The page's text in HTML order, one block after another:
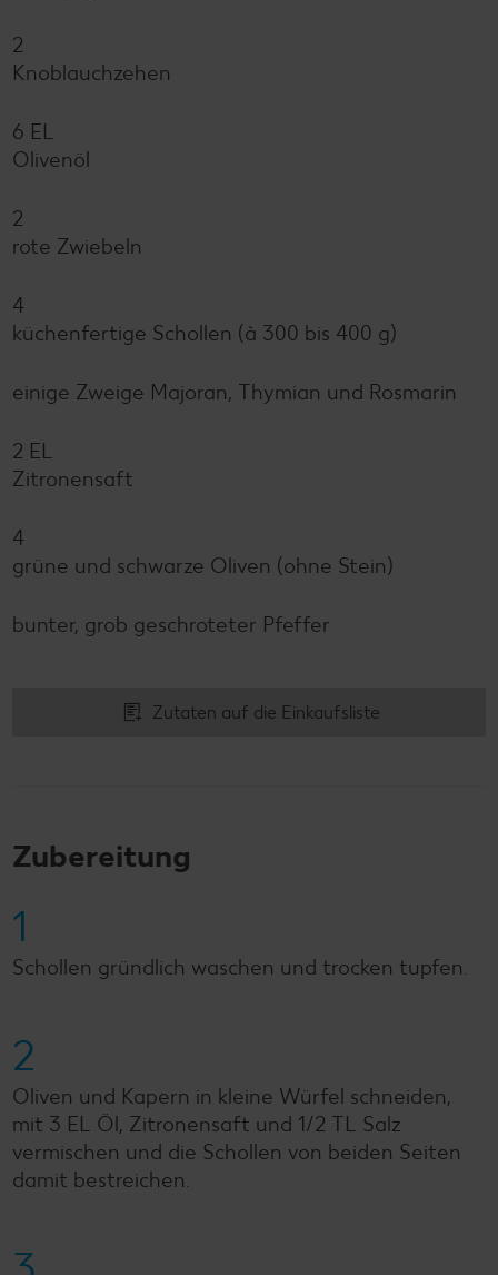
2
Knoblauchzehen
6 EL
Olivenöl
2
rote Zwiebeln
4
küchenfertige Schollen (à 300 bis 400 g)
einige Zweige Majoran, Thymian und Rosmarin
2 EL
Zitronensaft
4
grüne und schwarze Oliven (ohne Stein)
bunter, grob geschroteter Pfeffer
Zutaten auf die Einkaufsliste
Zubereitung
1
Schollen gründlich waschen und trocken tupfen.
2
Oliven und Kapern in kleine Würfel schneiden,
mit 3 EL Öl, Zitronensaft und 1/2 TL Salz
vermischen und die Schollen von beiden Seiten
damit bestreichen.